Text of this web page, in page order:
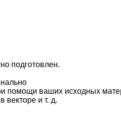
подготовлен.
помощи ваших исходных
векторе и т. д.